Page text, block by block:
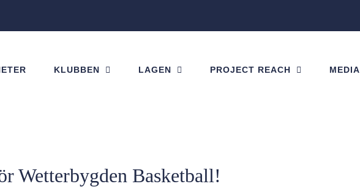
KLUBBEN LAGEN PROJECT REACH MEDIA
Wetterbygden Basketball!